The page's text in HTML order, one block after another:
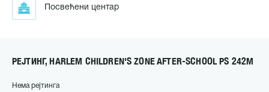
Посвећени центар
РЕЈТИНГ, HARLEM CHILDREN'S ZONE AFTER-SCHOOL PS 242M
Нема рејтинга